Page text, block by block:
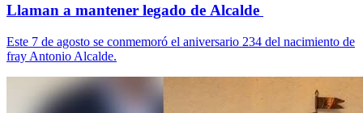
Llaman a mantener legado de Alcalde
Este 7 de agosto se conmemoró el aniversario 234 del nacimiento de
fray Antonio Alcalde.